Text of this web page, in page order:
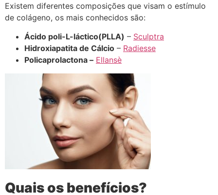
Existem diferentes composições que visam o estímulo
de colágeno, os mais conhecidos são:
Ácido poli-L-láctico(PLLA) – Sculptra
Hidroxiapatita de Cálcio – Radiesse
Policaprolactona – Ellansè
Quais os benefícios?